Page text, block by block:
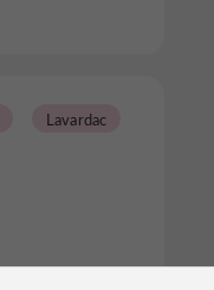
Lavardac